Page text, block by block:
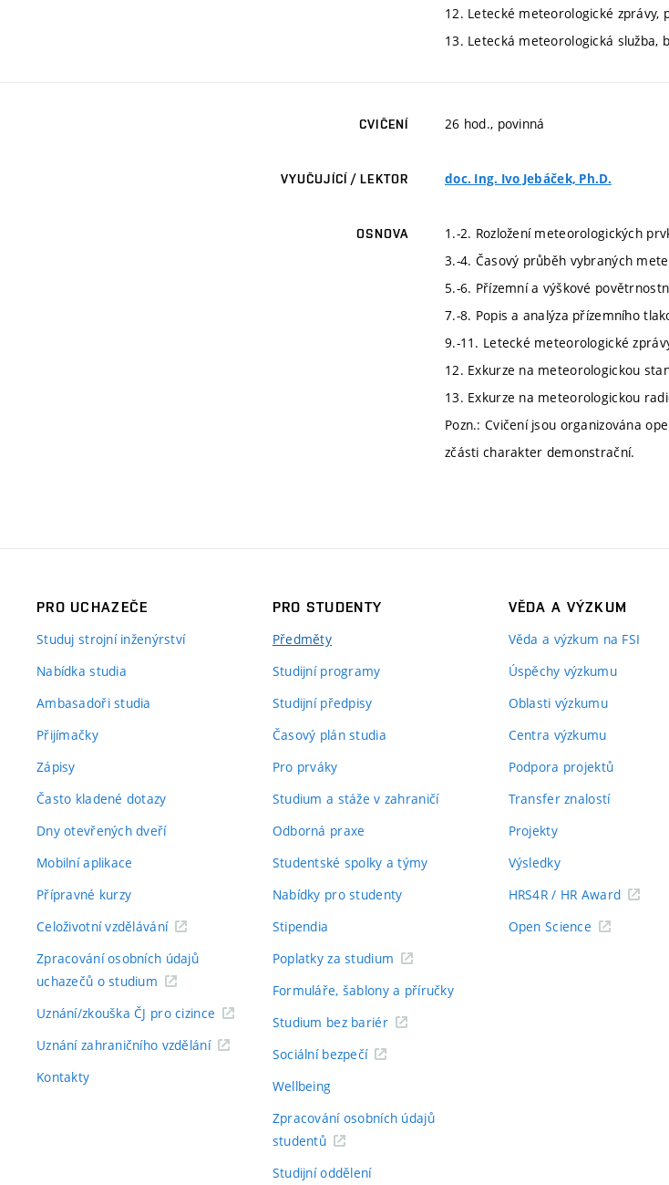
12. Letecké meteorologické zprávy,
13. Letecká meteorologická služba,
CVIČENÍ 26 hod., povinná
VYUČUJÍCÍ / LEKTOR doc. Ing. Ivo Jebáček, Ph.D.
OSNOVA
1.-2. Rozložení meteorologických
3.-4. Časový průběh vybraných
5.-6. Přízemní a výškové
7.-8. Popis a analýza přízemního
9.-11. Letecké meteorologické
12. Exkurze na meteorologickou
13. Exkurze na meteorologickou
Pozn.: Cvičení jsou organizována
zčásti charakter demonstrační.
PRO UCHAZEČE
Studuj strojní inženýrství
Nabídka studia
Ambasadoři studia
Přijímačky
Zápisy
Často kladené dotazy
Dny otevřených dveří
Mobilní aplikace
Přípravné kurzy
Celoživotní vzdělávání
Zpracování osobních údajů
uchazečů o studium
Uznání/zkouška ČJ pro cizince
Uznání zahraničního vzdělání
Kontakty
PRO STUDENTY
Předměty
Studijní programy
Studijní předpisy
Časový plán studia
Pro prváky
Studium a stáže v zahraničí
Odborná praxe
Studentské spolky a týmy
Nabídky pro studenty
Stipendia
Poplatky za studium
Formuláře, šablony a příručky
Studium bez bariér
Sociální bezpečí
Wellbeing
Zpracování osobních údajů
studentů
Studijní oddělení
VĚDA A VÝZKUM
Věda a výzkum na FSI
Úspěchy výzkumu
Oblasti výzkumu
Centra výzkumu
Podpora projektů
Transfer znalostí
Projekty
Výsledky
HRS4R / HR Award
Open Science